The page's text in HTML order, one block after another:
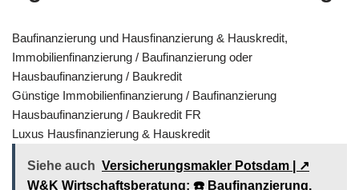
Baufinanzierung und Hausfinanzierung & Hauskredit,
Immobilienfinanzierung / Baufinanzierung oder
Hausbaufinanzierung / Baukredit
Günstige Immobilienfinanzierung / Baufinanzierung
Hausbaufinanzierung / Baukredit FR
Luxus Hausfinanzierung & Hauskredit
Siehe auch Versicherungsmakler Potsdam | ↗️
W&K Wirtschaftsberatung: ☎️ Baufinanzierung,